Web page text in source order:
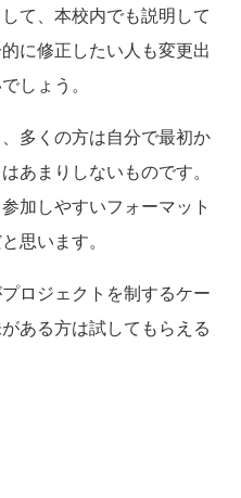
て、本校内でも説明して
に修正したい人も変更出
しょう。
多くの方は自分で最初か
あまりしないものです。
加しやすいフォーマット
思います。
ロジェクトを制するケー
ある方は試してもらえる